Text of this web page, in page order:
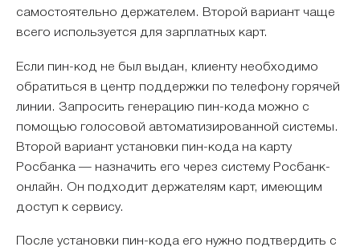
самостоятельно держателем. Второй вариант чаще
всего используется для зарплатных карт.
Если пин-код не был выдан, клиенту необходимо
обратиться в центр поддержки по телефону горячей
линии. Запросить генерацию пин-кода можно с
помощью голосовой автоматизированной системы.
Второй вариант установки пин-кода на карту
Росбанка — назначить его через систему Росбанк-
онлайн. Он подходит держателям карт, имеющим
доступ к сервису.
После установки пин-кода его нужно подтвердить с